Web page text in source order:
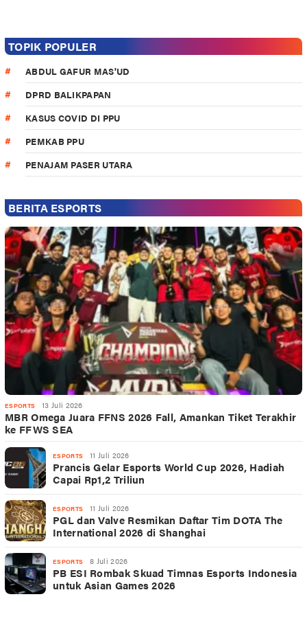
TOPIK POPULER
ABDUL GAFUR MAS'UD
DPRD BALIKPAPAN
KASUS COVID DI PPU
PEMKAB PPU
PENAJAM PASER UTARA
BERITA ESPORTS
ESPORTS 13 Juli 2026
MBR Omega Juara FFNS 2026 Fall, Amankan Tiket Terakhir
ke FFWS SEA
ESPORTS 11 Juli 2026
Prancis Gelar Esports World Cup 2026, Hadiah
Capai Rp1,2 Triliun
ESPORTS 11 Juli 2026
PGL dan Valve Resmikan Daftar Tim DOTA The
International 2026 di Shanghai
ESPORTS 8 Juli 2026
PB ESI Rombak Skuad Timnas Esports Indonesia
untuk Asian Games 2026